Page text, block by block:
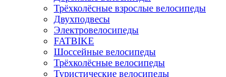
Трёхколёсные взрослые велосипеды
Двухподвесы
Электровелосипеды
FATBIKE
Шоссейные велосипеды
Трёхколёсные велосипеды
Туристические велосипеды